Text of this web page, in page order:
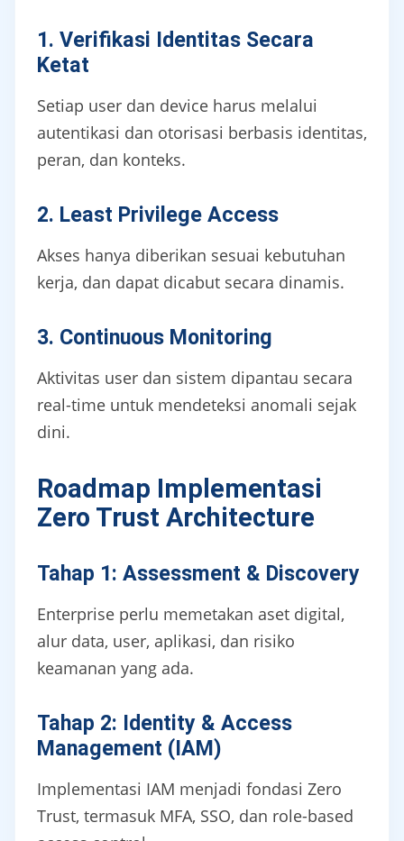
1. Verifikasi Identitas Secara
Ketat
Setiap user dan device harus melalui
autentikasi dan otorisasi berbasis identitas,
peran, dan konteks.
2. Least Privilege Access
Akses hanya diberikan sesuai kebutuhan
kerja, dan dapat dicabut secara dinamis.
3. Continuous Monitoring
Aktivitas user dan sistem dipantau secara
real-time untuk mendeteksi anomali sejak
dini.
Roadmap Implementasi
Zero Trust Architecture
Tahap 1: Assessment & Discovery
Enterprise perlu memetakan aset digital,
alur data, user, aplikasi, dan risiko
keamanan yang ada.
Tahap 2: Identity & Access
Management (IAM)
Implementasi IAM menjadi fondasi Zero
Trust, termasuk MFA, SSO, dan role-based